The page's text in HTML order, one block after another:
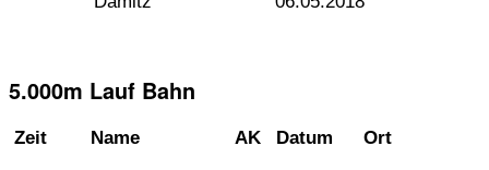
5.000m Lauf Bahn
Zeit Name AK Datum Ort